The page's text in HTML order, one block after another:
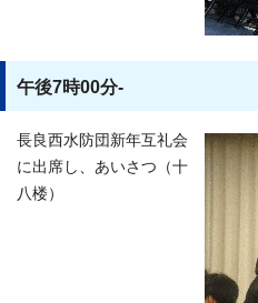
午後7時00分-
長良西水防団新年互礼会
に出席し、あいさつ（十
八楼）